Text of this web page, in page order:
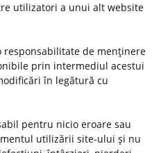
utilizatori a unui alt website
de menţinere
prin intermediul acestui
în legătură cu
pentru nicio eroare sau
utilizării site-ului şi nu